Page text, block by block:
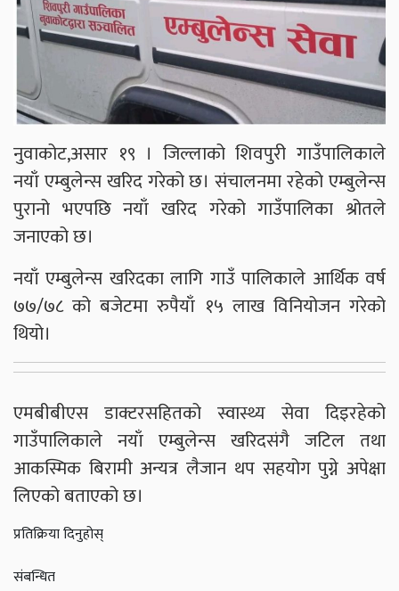
नुवाकोट,असार १९ । जिल्लाको शिवपुरी गाउँपालिकाले
नयाँ एम्बुलेन्स खरिद गरेको छ। संचालनमा रहेको एम्बुलेन्स
पुरानो भएपछि नयाँ खरिद गरेको गाउँपालिका श्रोतले
जनाएको छ।
नयाँ एम्बुलेन्स खरिदका लागि गाउँ पालिकाले आर्थिक वर्ष
७७/७८ को बजेटमा रुपैयाँ १५ लाख विनियोजन गरेको
थियो।
एमबीबीएस डाक्टरसहितको स्वास्थ्य सेवा दिइरहेको
गाउँपालिकाले नयाँ एम्बुलेन्स खरिदसंगै जटिल तथा
आकस्मिक बिरामी अन्यत्र लैजान थप सहयोग पुग्ने अपेक्षा
लिएको बताएको छ।
प्रतिक्रिया दिनुहोस्
संबन्धित